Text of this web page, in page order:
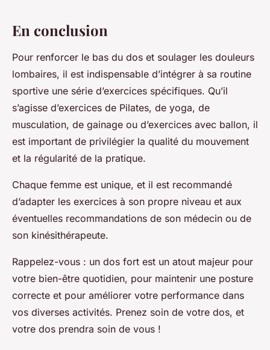
En conclusion
Pour renforcer le bas du dos et soulager les douleurs
lombaires, il est indispensable d’intégrer à sa routine
sportive une série d’exercices spécifiques. Qu’il
s’agisse d’exercices de Pilates, de yoga, de
musculation, de gainage ou d’exercices avec ballon, il
est important de privilégier la qualité du mouvement
et la régularité de la pratique.
Chaque femme est unique, et il est recommandé
d’adapter les exercices à son propre niveau et aux
éventuelles recommandations de son médecin ou de
son kinésithérapeute.
Rappelez-vous : un dos fort est un atout majeur pour
votre bien-être quotidien, pour maintenir une posture
correcte et pour améliorer votre performance dans
vos diverses activités. Prenez soin de votre dos, et
votre dos prendra soin de vous !